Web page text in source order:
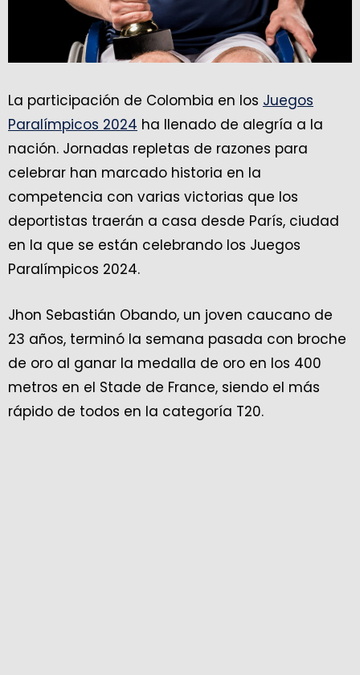
La participación de Colombia en los Juegos
Paralímpicos 2024 ha llenado de alegría a la
nación. Jornadas repletas de razones para
celebrar han marcado historia en la
competencia con varias victorias que los
deportistas traerán a casa desde París, ciudad
en la que se están celebrando los Juegos
Paralímpicos 2024.
Jhon Sebastián Obando, un joven caucano de
23 años, terminó la semana pasada con broche
de oro al ganar la medalla de oro en los 400
metros en el Stade de France, siendo el más
rápido de todos en la categoría T20.